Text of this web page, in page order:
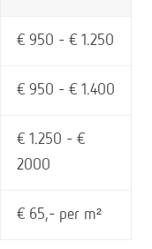
€ 950 – € 1.250
€ 950 – € 1.400
€ 1.250 – €
2000
€ 65,- per m²